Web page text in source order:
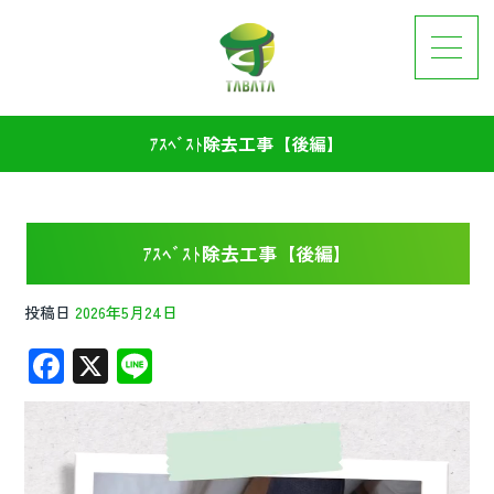
ｱｽﾍﾞｽﾄ除去工事【後編】
ｱｽﾍﾞｽﾄ除去工事【後編】
投稿日 2026年5月24日
F
ac
e
b
X
n
e